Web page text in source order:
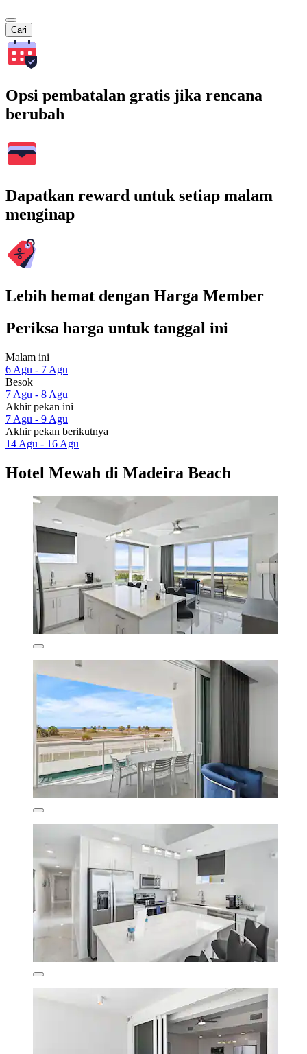
Cari
Opsi pembatalan gratis jika rencana
berubah
Dapatkan reward untuk setiap malam
menginap
Lebih hemat dengan Harga Member
Periksa harga untuk tanggal ini
Malam ini
6 Agu - 7 Agu
Besok
7 Agu - 8 Agu
Akhir pekan ini
7 Agu - 9 Agu
Akhir pekan berikutnya
14 Agu - 16 Agu
Hotel Mewah di Madeira Beach